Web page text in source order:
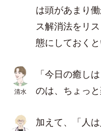
は頭があまり
ス解消法をリ
態にしておくと
清水
「今日の癒し
のは、ちょっと
加えて、「人